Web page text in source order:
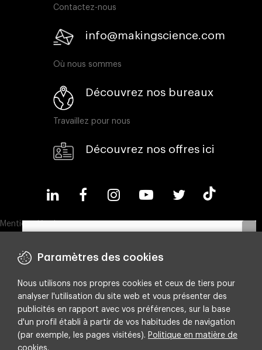
Contactez-nous
info@makingscience.com
Où nous sommes
Découvrez nos bureaux
Travaillez pour nous
Découvrez nos offres ici
Mentions légales
Politique de confidentialité
Compliance & Wistleblowing
Politique ESG
Integrated policy on Information Security, Quality and Environment
Paramètres de cookies
Découvrez notre ebook et apprenez à
optimiser vos budgets en identifiant les leviers
les plus rentables.
Paramètres des cookies
Nous utilisons nos propres cookies et ceux de tiers pour
analyser l'utilisation du site web et vous présenter des
publicités en rapport avec vos préférences, sur la base
d'un profil établi à partir de vos habitudes de navigation
(par exemple, les pages visitées). Politique en matière de
cookies.